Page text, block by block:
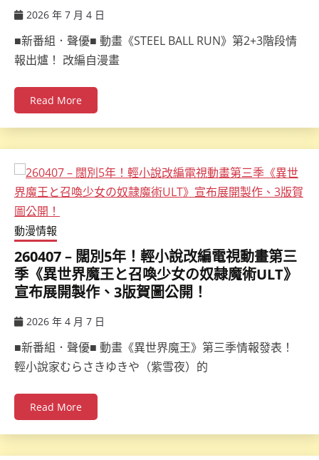
2026 年 7 月 4 日
■新番組．聲優■ 動畫《STEEL BALL RUN》第2+3階段情
報出爐！ 改編自漫畫
Read More
動漫情報
260407 – 闊別5年！輕小說改編電視動畫第三
季《異世界魔王と召喚少女の奴隷魔術ULT》
宣布展開製作、3版賀圖公開！
2026 年 4 月 7 日
■新番組．聲優■ 動畫《異世界魔王》第三季情報發表！
輕小說家むらさきゆきや（紫雪夜）的
Read More